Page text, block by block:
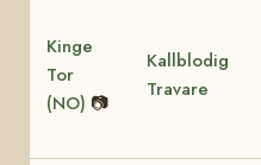
Kinge
Tor
(NO) 📷
Kallblodig
Travare